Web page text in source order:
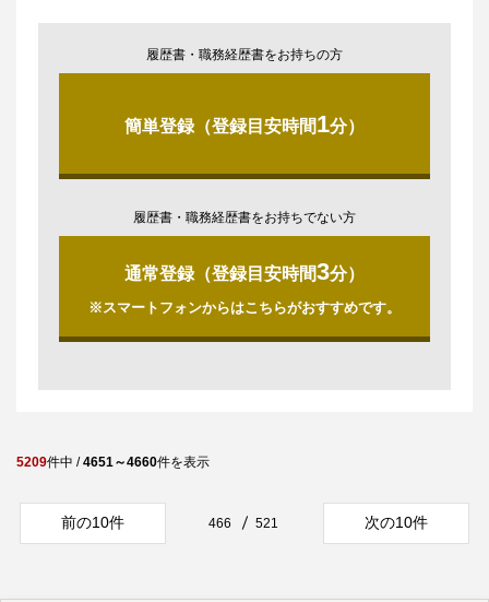
履歴書・職務経歴書をお持ちの方
簡単登録（登録目安時間1分）
履歴書・職務経歴書をお持ちでない方
通常登録（登録目安時間3分）
※スマートフォンからはこちらがおすすめです。
5209件中 /4651～4660件を表示
前の10件 466 521 次の10件